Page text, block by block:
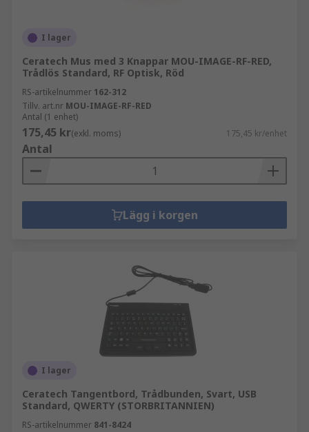
I lager
Ceratech Mus med 3 Knappar MOU-IMAGE-RF-RED,
Trådlös Standard, RF Optisk, Röd
RS-artikelnummer 162-312
Tillv. art.nr MOU-IMAGE-RF-RED
Antal (1 enhet)
175,45 kr(exkl. moms) 175,45 kr/enhet
Antal
Lägg i korgen
I lager
Ceratech Tangentbord, Trådbunden, Svart, USB
Standard, QWERTY (STORBRITANNIEN)
RS-artikelnummer 841-8424